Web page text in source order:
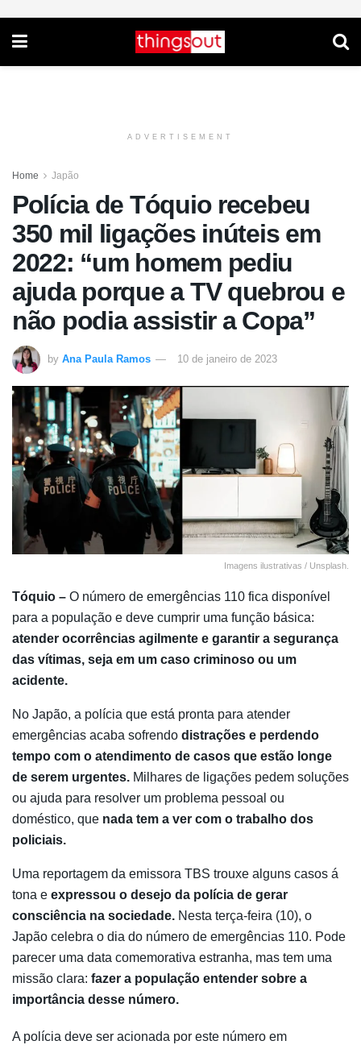
ADVERTISEMENT
Home Japão
Polícia de Tóquio recebeu
350 mil ligações inúteis em
2022: “um homem pediu
ajuda porque a TV quebrou e
não podia assistir a Copa”
by Ana Paula Ramos 10 de janeiro de 2023
Imagens ilustrativas / Unsplash.
Tóquio – O número de emergências 110 fica disponível
para a população e deve cumprir uma função básica:
atender ocorrências agilmente e garantir a segurança
das vítimas, seja em um caso criminoso ou um
acidente.
No Japão, a polícia que está pronta para atender
emergências acaba sofrendo distrações e perdendo
tempo com o atendimento de casos que estão longe
de serem urgentes. Milhares de ligações pedem soluções
ou ajuda para resolver um problema pessoal ou
doméstico, que nada tem a ver com o trabalho dos
policiais.
Uma reportagem da emissora TBS trouxe alguns casos á
tona e expressou o desejo da polícia de gerar
consciência na sociedade. Nesta terça-feira (10), o
Japão celebra o dia do número de emergências 110. Pode
parecer uma data comemorativa estranha, mas tem uma
missão clara: fazer a população entender sobre a
importância desse número.
A polícia deve ser acionada por este número em